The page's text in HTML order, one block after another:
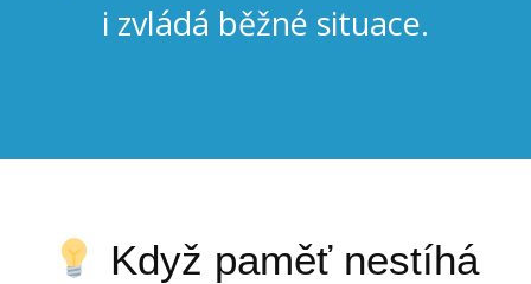
i zvládá běžné situace.
Když paměť nestíhá